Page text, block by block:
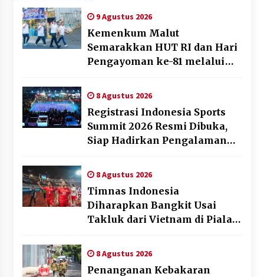
9 Agustus 2026
Kemenkum Malut
Semarakkan HUT RI dan Hari
Pengayoman ke-81 melalui
8 Agustus 2026
Registrasi Indonesia Sports
Summit 2026 Resmi Dibuka,
Siap Hadirkan Pengalaman
8 Agustus 2026
Timnas Indonesia
Diharapkan Bangkit Usai
Takluk dari Vietnam di Piala
8 Agustus 2026
Penanganan Kebakaran